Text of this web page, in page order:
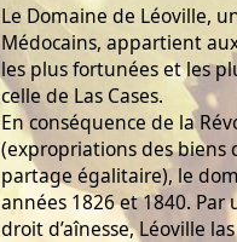
Le Domaine de Léoville,
Médocains, appartient
les plus fortunées et les
celle de Las Cases.
En conséquence de la
(expropriations des biens
partage égalitaire), le
années 1826 et 1840.
droit d’aînesse, Léoville